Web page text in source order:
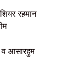
रहमान
व आसारहुम